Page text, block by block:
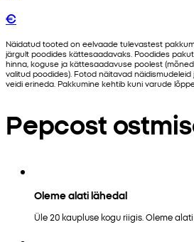
€
Näidatud tooted on eelvaade tulevastest
järgult poodides kättesaadavaks. Poodides
hinna, koguse ja kättesaadavuse poolest
valitud poodides). Fotod näitavad
veidi erineda. Pakkumine kehtib kuni varude
Pepcost
Oleme alati lähedal
Üle 20 kaupluse kogu riigis. Oleme